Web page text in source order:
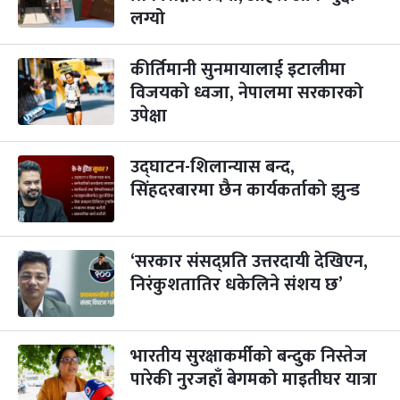
२३ गाई पूजा
-
२४
मंगल
गोरुपुजा
कार्तिक २४, २०८३-Nov 10, 2026
३ महिना बाँकी
२५ भाइटीका
कार्तिक २५, २०८३-Nov 11, 2026
२९
आइत
छठपर्व
कार्तिक २९, २०८३-Nov 15, 2026
१०
शुक्र
क्रिसमस डे
पौष १०, २०८३
४ महिना बाँकी
१५
बुध
तमुल्होछार
पौष १५, २०८३-Dec 30, 2026
४ महिना बाँकी
लग्यो
कीर्तिमानी सुनमायालाई इटालीमा
विजयको ध्वजा, नेपालमा सरकारको
उपेक्षा
उद्घाटन-शिलान्यास बन्द,
सिंहदरबारमा छैन कार्यकर्ताको झुन्ड
‘सरकार संसद्प्रति उत्तरदायी देखिएन,
निरंकुशतातिर धकेलिने संशय छ’
भारतीय सुरक्षाकर्मीको बन्दुक निस्तेज
पारेकी नुरजहाँ बेगमको माइतीघर यात्रा